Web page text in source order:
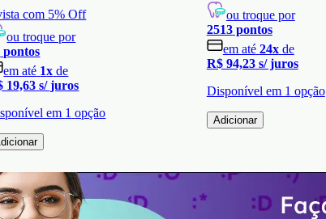
com 5% Off
ou troque por
pontos
em até 1x de
19,63 s/ juros
em 1 opção
ou troque por
2513pontos
em até 24x de
R$ 94,23 s/ juros
Disponível em 1 opção
Adicionar